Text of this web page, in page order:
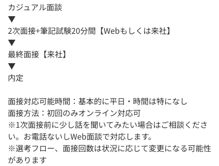
カジュアル面談
▼
2次面接+筆記試験20分間【Webもしくは来社】
▼
最終面接【来社】
▼
内定
面接対応可能時間：基本的に平日・時間は特になし
面接方法：初回のみオンライン対応可
※1次面接前に少し話を聞いてみたい場合はご相談くださ
い。お電話ないしWeb面談で対応します。
※選考フロー、面接回数は状況に応じて変更になる可能性
があります